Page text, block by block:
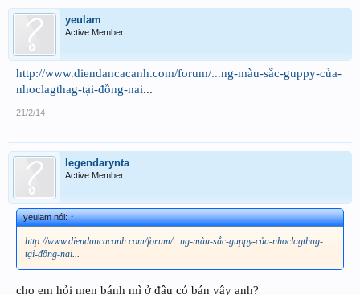
yeulam
Active Member
http://www.diendancacanh.com/forum/...ng-màu-sắc-guppy-của-
nhoclagthag-tại-đồng-nai...
21/2/14
legendarynta
Active Member
yeulam nói:↑
http://www.diendancacanh.com/forum/...ng-màu-sắc-guppy-của-nhoclagthag-
tại-đồng-nai...
cho em hỏi men bánh mì ở đâu có bán vậy anh?